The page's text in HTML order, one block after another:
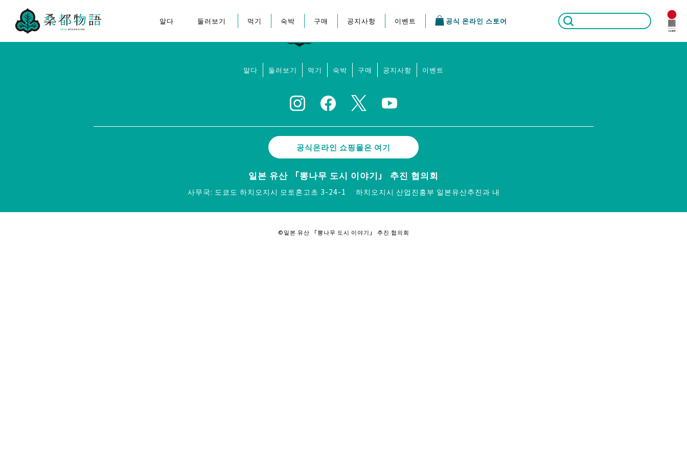
알다
“뽕나무 도시 이야기”에 대하
둘러보기
하치오지 축제
먹기 숙박 구매 공지사항 이벤트 공식 온라인 스토어
알다 둘러보기 먹기 숙박 구매 공지사항 이벤트
공식온라인 쇼핑몰은 여기
일본 유산 「뽕나무 도시 이야기」 추진 협의회
사무국: 도쿄도 하치오지시 모토혼고초 3-24-1 하치오지시 산업진흥부 일본유산추진과 내
©일본 유산 「뽕나무 도시 이야기」 추진 협의회